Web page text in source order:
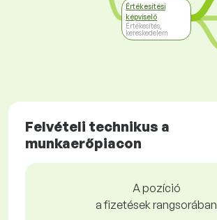
Értékesítési
képviselő
Értékesítés,
kereskedelem
Felvételi technikus a
munkaerőpiacon
A pozíció
a fizetések rangsorában